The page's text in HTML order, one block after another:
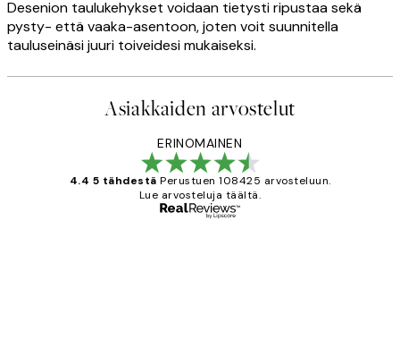
Desenion taulukehykset voidaan tietysti ripustaa sekä
pysty- että vaaka-asentoon, joten voit suunnitella
tauluseinäsi juuri toiveidesi mukaiseksi.
Asiakkaiden arvostelut
ERINOMAINEN
4.4 5 tähdestä Perustuen 108425 arvosteluun.
Lue arvosteluja täältä.